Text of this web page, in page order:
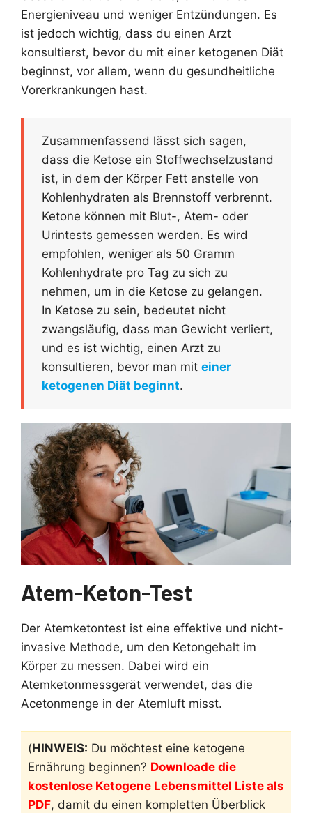
Energieniveau und weniger Entzündungen. Es
ist jedoch wichtig, dass du einen Arzt
konsultierst, bevor du mit einer ketogenen Diät
beginnst, vor allem, wenn du gesundheitliche
Vorerkrankungen hast.
Zusammenfassend lässt sich sagen,
dass die Ketose ein Stoffwechselzustand
ist, in dem der Körper Fett anstelle von
Kohlenhydraten als Brennstoff verbrennt.
Ketone können mit Blut-, Atem- oder
Urintests gemessen werden. Es wird
empfohlen, weniger als 50 Gramm
Kohlenhydrate pro Tag zu sich zu
nehmen, um in die Ketose zu gelangen.
In Ketose zu sein, bedeutet nicht
zwangsläufig, dass man Gewicht verliert,
und es ist wichtig, einen Arzt zu
konsultieren, bevor man mit einer
ketogenen Diät beginnt.
Atem-Keton-Test
Der Atemketontest ist eine effektive und nicht-
invasive Methode, um den Ketongehalt im
Körper zu messen. Dabei wird ein
Atemketonmessgerät verwendet, das die
Acetonmenge in der Atemluft misst.
(HINWEIS: Du möchtest eine ketogene
Ernährung beginnen? Downloade die
kostenlose Ketogene Lebensmittel Liste als
PDF, damit du einen kompletten Überblick